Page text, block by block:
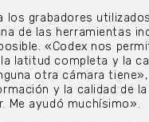
los grabadores
de las herramientas
«Codex nos
latitud completa y la
otra cámara
y la calidad de
Me ayudó muchísimo».